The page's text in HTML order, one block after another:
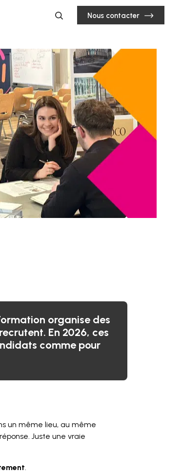
Nous contacter
organise des
En 2026, ces
comme pour
un même lieu, au même
Juste une vraie
.